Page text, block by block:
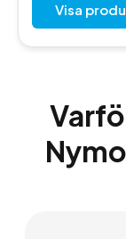
Visa